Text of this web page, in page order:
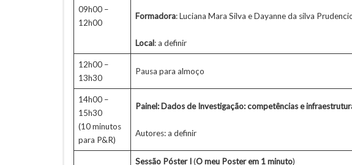
09h00 –
12h00
Formadora: Luciana Mara Silva e Dayanne da silva
Local: a definir
12h00 –
13h30
Pausa para almoço
14h00 –
15h30
(10 minutos
para P&R)
Painel: Dados de Investigação: competências e
Autores: a definir
Sessão Póster I(O meu Poster em 1 minuto)